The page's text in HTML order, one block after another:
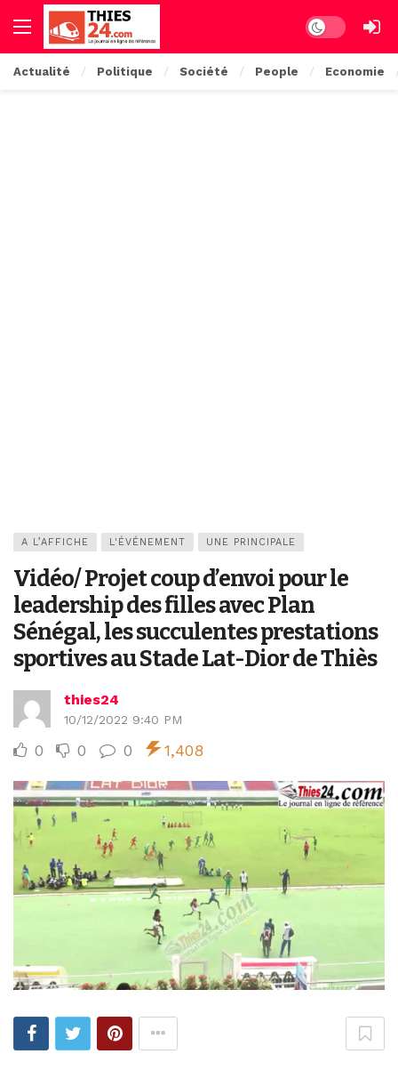
Dark mode
Actualité Politique Société People Economie
A L’AFFICHE L'ÉVÉNEMENT UNE PRINCIPALE
Vidéo/ Projet coup d’envoi pour le
leadership des filles avec Plan
Sénégal, les succulentes prestations
sportives au Stade Lat-Dior de Thiès
thies24
10/12/2022 9:40 PM
0 0 0 1,408